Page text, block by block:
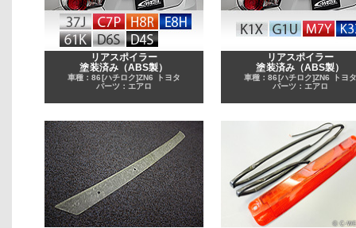
リアスポイラー
塗装済み（ABS製）
車種：86[ハチロク]ZN6 トヨタ
パーツ：エアロ
リアスポイラー
塗装済み（ABS製）
車種：86[ハチロク]ZN6 トヨ
パーツ：エアロ